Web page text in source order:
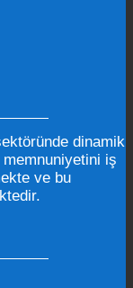
dinamik
iş
ve bu